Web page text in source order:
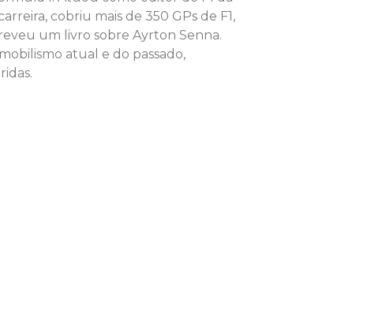
cobriu mais de 350 GPs de F1,
um livro sobre Ayrton Senna.
atual e do passado,